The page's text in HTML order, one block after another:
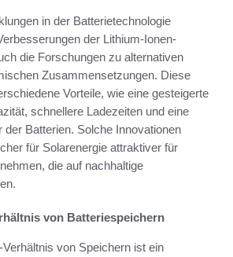
in der Batterietechnologie
der Lithium-Ionen-
die Forschungen zu alternativen
Zusammensetzungen. Diese
Vorteile, wie eine gesteigerte
schnellere Ladezeiten und eine
der Batterien. Solche Innovationen
für Solarenergie attraktiver für
die auf nachhaltige
von Batteriespeichern
von Speichern ist ein